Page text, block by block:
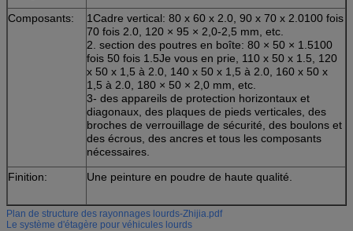
Composants:
1Cadre vertical: 80 x 60 x 2.0, 90 x 70 x 2.0100 fois
70 fois 2.0, 120 × 95 × 2,0-2,5 mm, etc.
2. section des poutres en boîte: 80 × 50 × 1.5100
fois 50 fois 1.5Je vous en prie, 110 x 50 x 1.5, 120
x 50 x 1,5 à 2.0, 140 x 50 x 1,5 à 2.0, 160 x 50 x
1,5 à 2.0, 180 × 50 × 2,0 mm, etc.
3- des appareils de protection horizontaux et
diagonaux, des plaques de pieds verticales, des
broches de verrouillage de sécurité, des boulons et
des écrous, des ancres et tous les composants
nécessaires.
Finition:
Une peinture en poudre de haute qualité.
Plan de structure des rayonnages lourds-Zhijia.pdf
Le système d'étagère pour véhicules lourds